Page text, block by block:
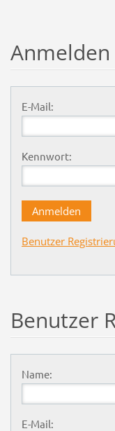
Anmelden
E-Mail:
Kennwort:
Benutzer
Benutzer
Name:
E-Mail: